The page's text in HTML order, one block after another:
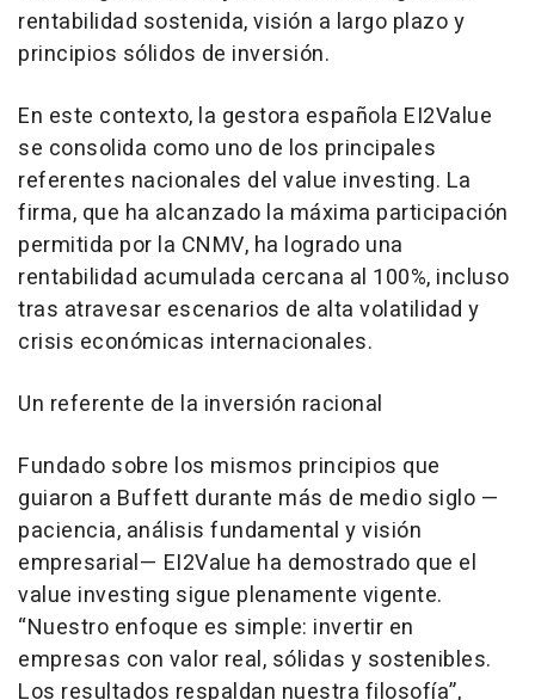
rentabilidad sostenida, visión a largo plazo y
principios sólidos de inversión.
En este contexto, la gestora española EI2Value
se consolida como uno de los principales
referentes nacionales del value investing. La
firma, que ha alcanzado la máxima participación
permitida por la CNMV, ha logrado una
rentabilidad acumulada cercana al 100%, incluso
tras atravesar escenarios de alta volatilidad y
crisis económicas internacionales.
Un referente de la inversión racional
Fundado sobre los mismos principios que
guiaron a Buffett durante más de medio siglo —
paciencia, análisis fundamental y visión
empresarial— EI2Value ha demostrado que el
value investing sigue plenamente vigente.
“Nuestro enfoque es simple: invertir en
empresas con valor real, sólidas y sostenibles.
Los resultados respaldan nuestra filosofía”,